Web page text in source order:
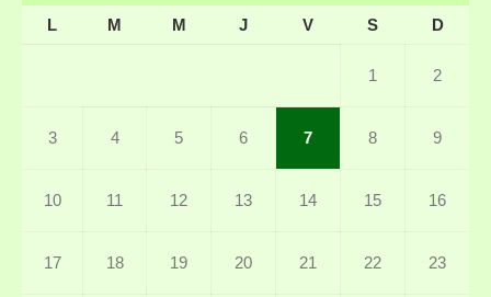
L M M J V S D
1 2
3 4 5 6 7 8 9
10 11 12 13 14 15 16
17 18 19 20 21 22 23